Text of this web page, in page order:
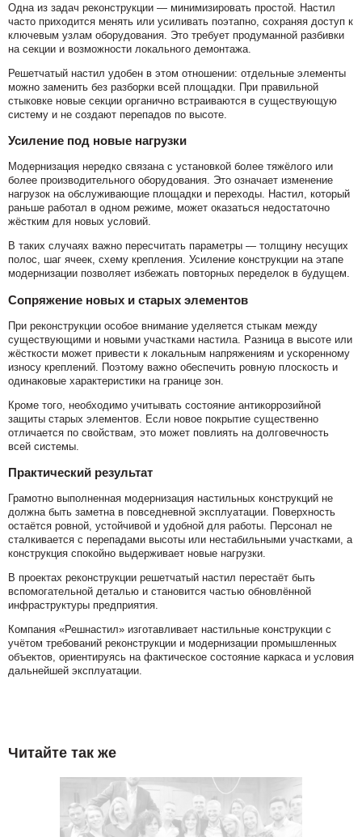
Одна из задач реконструкции — минимизировать простой. Настил
часто приходится менять или усиливать поэтапно, сохраняя доступ к
ключевым узлам оборудования. Это требует продуманной разбивки
на секции и возможности локального демонтажа.
Решетчатый настил удобен в этом отношении: отдельные элементы
можно заменить без разборки всей площадки. При правильной
стыковке новые секции органично встраиваются в существующую
систему и не создают перепадов по высоте.
Усиление под новые нагрузки
Модернизация нередко связана с установкой более тяжёлого или
более производительного оборудования. Это означает изменение
нагрузок на обслуживающие площадки и переходы. Настил, который
раньше работал в одном режиме, может оказаться недостаточно
жёстким для новых условий.
В таких случаях важно пересчитать параметры — толщину несущих
полос, шаг ячеек, схему крепления. Усиление конструкции на этапе
модернизации позволяет избежать повторных переделок в будущем.
Сопряжение новых и старых элементов
При реконструкции особое внимание уделяется стыкам между
существующими и новыми участками настила. Разница в высоте или
жёсткости может привести к локальным напряжениям и ускоренному
износу креплений. Поэтому важно обеспечить ровную плоскость и
одинаковые характеристики на границе зон.
Кроме того, необходимо учитывать состояние антикоррозийной
защиты старых элементов. Если новое покрытие существенно
отличается по свойствам, это может повлиять на долговечность
всей системы.
Практический результат
Грамотно выполненная модернизация настильных конструкций не
должна быть заметна в повседневной эксплуатации. Поверхность
остаётся ровной, устойчивой и удобной для работы. Персонал не
сталкивается с перепадами высоты или нестабильными участками, а
конструкция спокойно выдерживает новые нагрузки.
В проектах реконструкции решетчатый настил перестаёт быть
вспомогательной деталью и становится частью обновлённой
инфраструктуры предприятия.
Компания «Решнастил» изготавливает настильные конструкции с
учётом требований реконструкции и модернизации промышленных
объектов, ориентируясь на фактическое состояние каркаса и условия
дальнейшей эксплуатации.
Читайте так же